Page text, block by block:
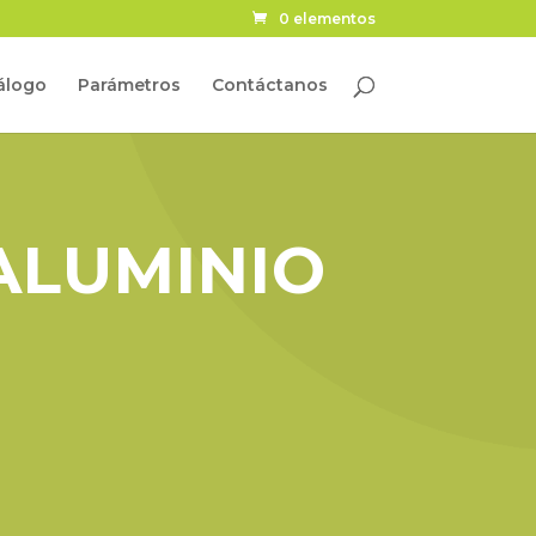
0 elementos
Parámetros Contáctanos